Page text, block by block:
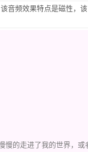
音频效果特点是磁性，该